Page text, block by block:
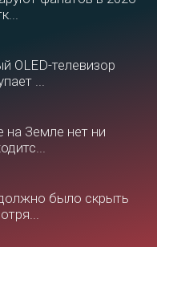
OLED-телевизор
...
Земле нет ни
было скрыть